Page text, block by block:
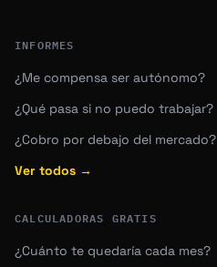
INFORMES
¿Me compensa ser autónomo?
¿Qué pasa si no puedo trabajar?
¿Cobro por debajo del mercado?
Ver todos →
CALCULADORAS GRATIS
¿Cuánto te quedaría cada mes?